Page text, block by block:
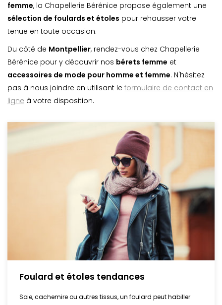
femme, la Chapellerie Bérénice propose également une
sélection de foulards et étoles pour rehausser votre
tenue en toute occasion.
Du côté de Montpellier, rendez-vous chez Chapellerie
Bérénice pour y découvrir nos bérets femme et
accessoires de mode pour homme et femme. N'hésitez
pas à nous joindre en utilisant le formulaire de contact en
ligne à votre disposition.
Foulard et étoles tendances
Soie, cachemire ou autres tissus, un foulard peut habiller